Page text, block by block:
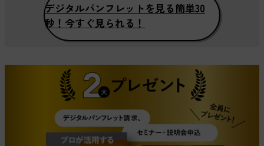
デジタルパンフレットを見る簡単30
秒！今すぐ見られる！